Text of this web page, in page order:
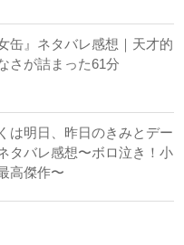
缶』ネタバレ感想｜天才的
さが詰まった61分
は明日、昨日のきみとデー
タバレ感想〜ボロ泣き！小
高傑作〜